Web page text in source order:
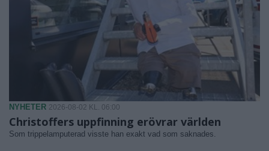
NYHETER 2026-08-02 KL. 06:00
Christoffers uppfinning erövrar världen
Som trippelamputerad visste han exakt vad som saknades.